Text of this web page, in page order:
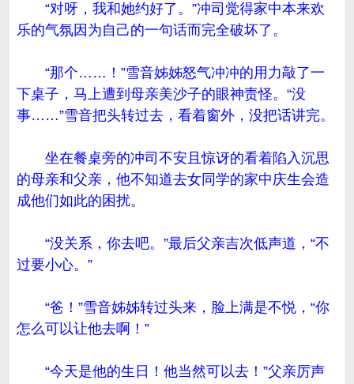
“对呀，我和她约好了。”冲司觉得家中本来欢
乐的气氛因为自己的一句话而完全破坏了。
“那个……！”雪音姊姊怒气冲冲的用力敲了一
下桌子，马上遭到母亲美沙子的眼神责怪。“没
事……”雪音把头转过去，看着窗外，没把话讲完。
坐在餐桌旁的冲司不安且惊讶的看着陷入沉思
的母亲和父亲，他不知道去女同学的家中庆生会造
成他们如此的困扰。
“没关系，你去吧。”最后父亲吉次低声道，“不
过要小心。”
“爸！”雪音姊姊转过头来，脸上满是不悦，“你
怎么可以让他去啊！”
“今天是他的生日！他当然可以去！”父亲厉声